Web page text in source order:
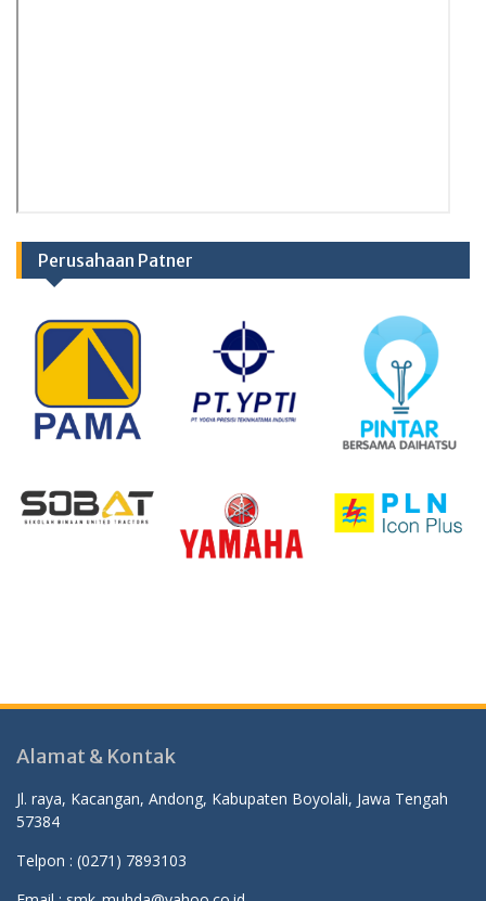
Perusahaan Patner
Alamat & Kontak
Jl. raya, Kacangan, Andong, Kabupaten Boyolali, Jawa Tengah
57384
Telpon : (0271) 7893103